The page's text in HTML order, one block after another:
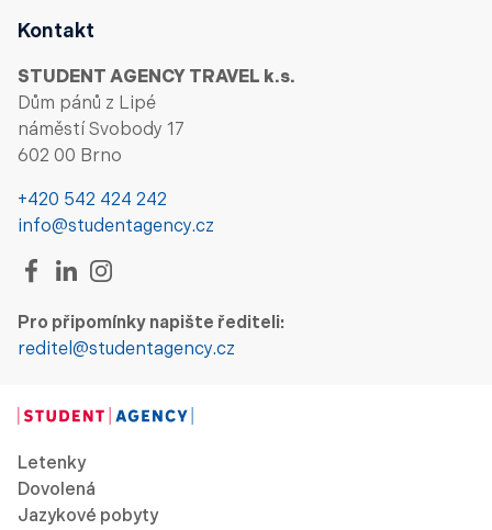
Kontakt
STUDENT AGENCY TRAVEL k.s.
Dům pánů z Lipé
náměstí Svobody 17
602 00 Brno
+420 542 424 242
info@studentagency.cz
Pro připomínky napište řediteli:
reditel@studentagency.cz
Letenky
Dovolená
Jazykové pobyty